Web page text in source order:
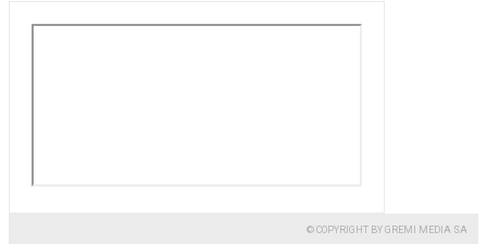
© COPYRIGHT BY GREMI MEDIA SA